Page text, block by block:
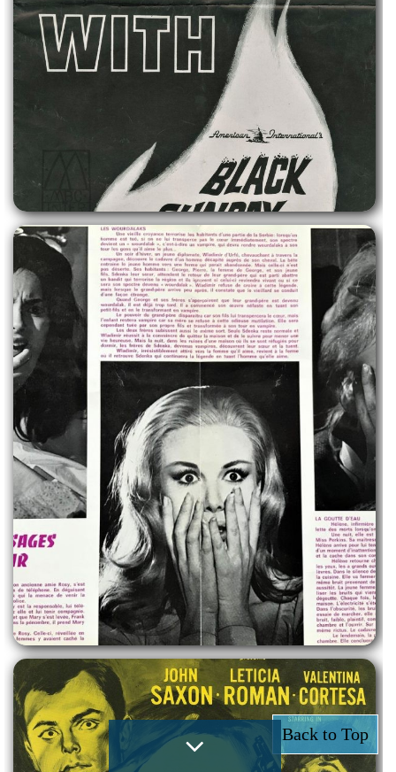
Back to Top